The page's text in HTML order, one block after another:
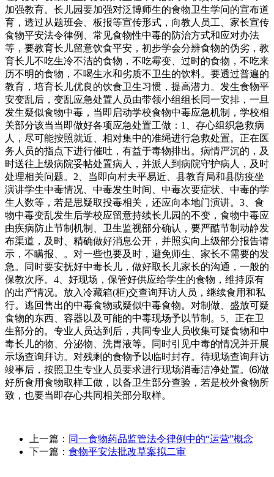
上一篇： 同一食物药品监管法令律例中的“运营”概念
下一篇： 食物平安法批改草案拟二审